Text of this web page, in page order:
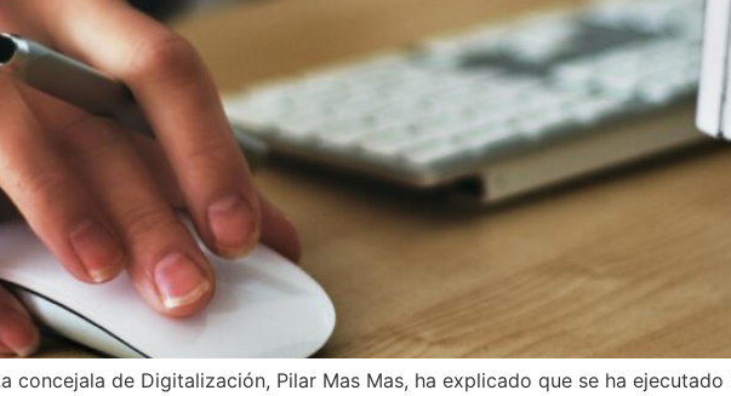
concejala de Digitalización, Pilar Mas Mas, ha explicado que se ha